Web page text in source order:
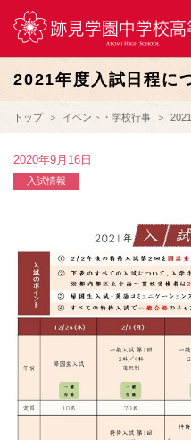
2021年度入試日程に
トップ イベント・学校行事
2020年9月16日
入試情報